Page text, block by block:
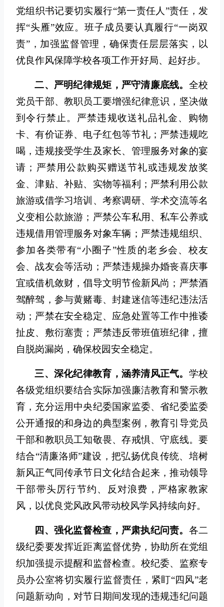
党组织书记要切实履行“第一责任人”责任，发
挥“头雁”效应。班子成员要认真履行“一岗双
责”，加强监督管理，确保责任层层落实，以
优良作风保障学校各项工作开好局、起好步。
二、严明纪律规矩，严守清廉底线。 全校
党员干部、教职员工要增强纪律意识，坚决做
到令行禁止。严禁违规收送礼品礼金、购物
卡、有价证券、电子红包等节礼；严禁违规吃
喝，违规接受学生及家长、管理服务对象的宴
请；严禁用公款购买赠送节礼或违规发放奖
金、津贴、补贴、实物等福利；严禁利用公款
旅游或借学习培训、考察调研、学术交流等名
义变相公款旅游；严禁公车私用、私车公养或
违规借用管理服务对象车辆；严禁违规组织、
参加各类带有“小圈子”性质的老乡会、校友
会、战友会等活动；严禁违规操办婚丧喜庆事
宜或借机敛财，倡导文明节俭新风尚；严禁酒
驾醉驾，参与黄赌毒、封建迷信等违纪违法活
动；严禁在安全稳定、应急处置等工作中推诿
扯皮、敷衍塞责；严禁违反带班值班纪律，擅
自脱岗漏岗，确保校园安全稳定。
三、 深化纪律教育，涵养清风正气。 学校
各级党组织要结合实际加强廉洁教育和警示教
育，充分运用中央纪委国家监委、省纪委监委
公开通报的和身边的典型案例，教育引导党员
干部和教职员工知敬畏、存戒惧、守底线。要
结合“清廉洛师”建设，把弘扬优良传统、培树
新风正气同传承节日文化结合起来，推动领导
干部带头厉行节约、反对浪费，严格家教家
风，以优良党风政风带动校风学风持续向好。
四、 强化监督检查，严肃执纪问责。 各二
级纪委要发挥近距离监督优势，协助所在党组
织加强提示提醒和监督检查。校纪委、监察专
员办公室将切实履行监督责任，紧盯“四风”老
问题新动向，对节日期间发现的违规违纪问题